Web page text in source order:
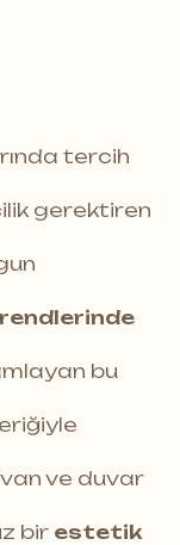
tercih
gerektiren
bu
ve duvar
bir estetik